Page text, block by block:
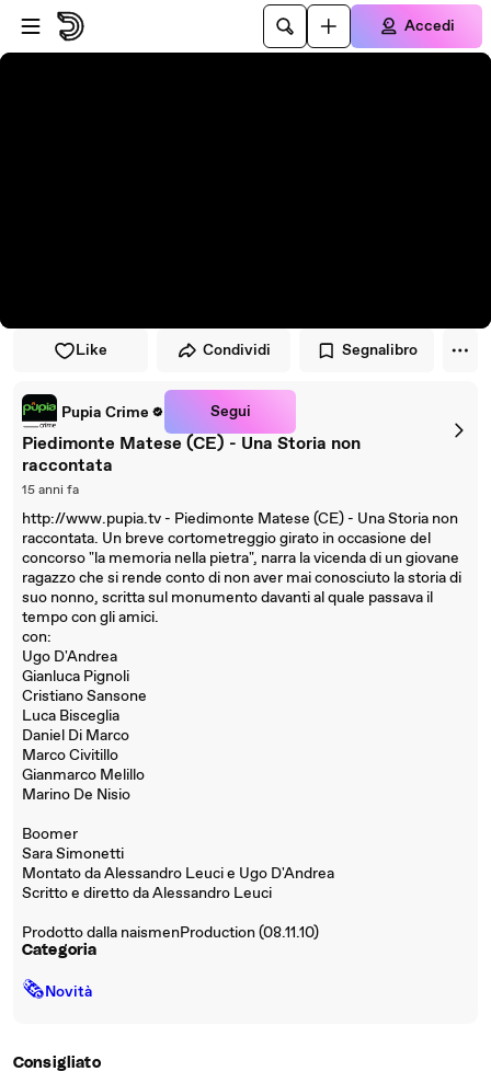
Vai al lettore
Passa al contenuto principale
Accedi
Like Condividi Segnalibro
Pupia Crime Segui
Piedimonte Matese (CE) - Una Storia non
raccontata
15 anni fa
http://www.pupia.tv - Piedimonte Matese (CE) - Una Storia non
raccontata. Un breve cortometreggio girato in occasione del
concorso "la memoria nella pietra", narra la vicenda di un giovane
ragazzo che si rende conto di non aver mai conosciuto la storia di
suo nonno, scritta sul monumento davanti al quale passava il
tempo con gli amici.
con:
Ugo D'Andrea
Gianluca Pignoli
Cristiano Sansone
Luca Bisceglia
Daniel Di Marco
Marco Civitillo
Gianmarco Melillo
Marino De Nisio
Boomer
Sara Simonetti
Montato da Alessandro Leuci e Ugo D'Andrea
Scritto e diretto da Alessandro Leuci
Prodotto dalla naismenProduction (08.11.10)
Categoria
🗞Novità
Consigliato